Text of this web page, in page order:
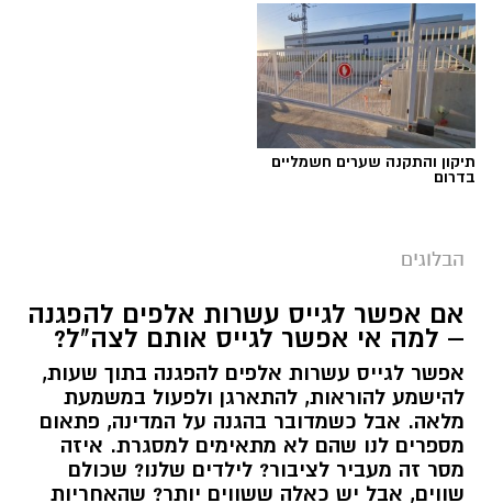
תגים:טד
יש לכם מידע חשוב שטרם נחשף? צילומים מאירוע
חדשותי? מצאתם טעות בכתבה? נשמח שתשתפו
אותנו
תיקון והתקנה שערים חשמליים
בדרום
הבלוגים
אם אפשר לגייס עשרות אלפים להפגנה
– למה אי אפשר לגייס אותם לצה"ל?
אפשר לגייס עשרות אלפים להפגנה בתוך שעות,
להישמע להוראות, להתארגן ולפעול במשמעת
מלאה. אבל כשמדובר בהגנה על המדינה, פתאום
מספרים לנו שהם לא מתאימים למסגרת. איזה
מסר זה מעביר לציבור? לילדים שלנו? שכולם
שווים, אבל יש כאלה ששווים יותר? שהאחריות